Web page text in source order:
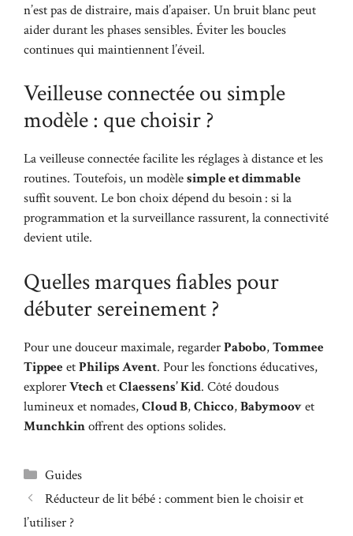
n’est pas de distraire, mais d’apaiser. Un bruit blanc peut
aider durant les phases sensibles. Éviter les boucles
continues qui maintiennent l’éveil.
Veilleuse connectée ou simple
modèle : que choisir ?
La veilleuse connectée facilite les réglages à distance et les
routines. Toutefois, un modèlesimple et dimmable
suffit souvent. Le bon choix dépend du besoin : si la
programmation et la surveillance rassurent, la connectivité
devient utile.
Quelles marques fiables pour
débuter sereinement ?
Pour une douceur maximale, regarderPabobo,Tommee
TippeeetPhilips Avent. Pour les fonctions éducatives,
explorerVtechetClaessens’ Kid. Côté doudous
lumineux et nomades,Cloud B,Chicco,Babymoovet
Munchkinoffrent des options solides.
Catégories
Guides
Réducteur de lit bébé : comment bien le choisir et
l’utiliser ?